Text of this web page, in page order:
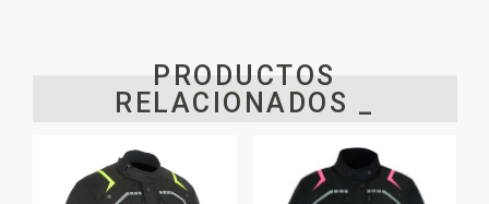
PRODUCTOS
RELACIONADOS _